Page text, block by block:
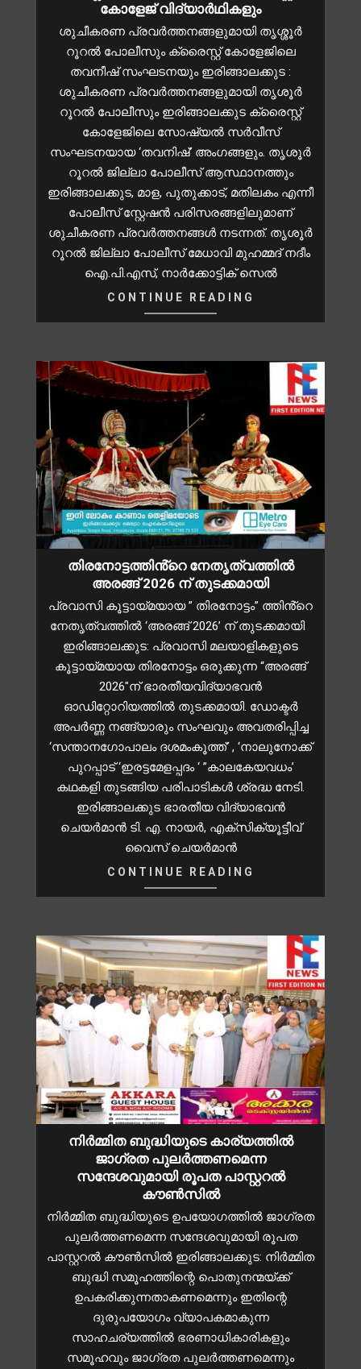
കോളേജ് വിദ്യാർഥികളും
ശുചീകരണ പ്രവർത്തനങ്ങളുമായി തൃശ്ശൂർ
റൂറൽ പോലീസും ക്രൈസ്റ്റ് കോളേജിലെ
തവനീഷ് സംഘടനയും ഇരിങ്ങാലക്കുട :
ശുചീകരണ പ്രവർത്തനങ്ങളുമായി തൃശൂർ
റൂറൽ പോലീസും ഇരിങ്ങാലക്കുട ക്രൈസ്റ്റ്
കോളേജിലെ സോഷ്യൽ സർവീസ്
സംഘടനയായ ‘തവനിഷ്’ അംഗങ്ങളും. തൃശൂർ
റൂറൽ ജില്ലാ പോലീസ് ആസ്ഥാനത്തും
ഇരിങ്ങാലക്കുട, മാള, പുതുക്കാട്, മതിലകം എന്നീ
പോലീസ് സ്റ്റേഷൻ പരിസരങ്ങളിലുമാണ്
ശുചീകരണ പ്രവർത്തനങ്ങൾ നടന്നത്. തൃശൂർ
റൂറൽ ജില്ലാ പോലീസ് മേധാവി മുഹമ്മദ് നദീം
ഐ.പി.എസ്, നാർക്കോട്ടിക് സെൽ
CONTINUE READING
തിരനോട്ടത്തിൻ്റെ നേതൃത്വത്തിൽ
അരങ്ങ് 2026 ന് തുടക്കമായി
പ്രവാസി കൂട്ടായ്മയായ ” തിരനോട്ടം” ത്തിൻ്റെ
നേതൃത്വത്തിൽ ‘അരങ്ങ് 2026’ ന് തുടക്കമായി
ഇരിങ്ങാലക്കുട: പ്രവാസി മലയാളികളുടെ
കൂട്ടായ്മയായ തിരനോട്ടം ഒരുക്കുന്ന “അരങ്ങ്
2026″ന് ഭാരതീയവിദ്യാഭവൻ
ഓഡിറ്റോറിയത്തിൽ തുടക്കമായി. ഡോക്ടർ
അപർണ്ണ നങ്ങ്യാരും സംഘവും അവതരിപ്പിച്ച
‘സന്താനഗോപാലം ദശമംകൂത്ത്’ , ‘നാലുനോക്ക്
പുറപ്പാട് ‘ഇരട്ടമേളപ്പദം ‘ ”കാലകേയവധം’
കഥകളി തുടങ്ങിയ പരിപാടികൾ ശ്രദ്ധ നേടി.
ഇരിങ്ങാലക്കുട ഭാരതീയ വിദ്യാഭവൻ
ചെയർമാൻ ടി. എ. നായർ, എക്സിക്യൂട്ടീവ്
വൈസ് ചെയർമാൻ
CONTINUE READING
നിർമ്മിത ബുദ്ധിയുടെ കാര്യത്തിൽ
ജാഗ്രത പുലർത്തണമെന്ന
സന്ദേശവുമായി രൂപത പാസ്റ്ററൽ
കൗൺസിൽ
നിര്‍മ്മിത ബുദ്ധിയുടെ ഉപയോഗത്തിൽ ജാഗ്രത
പുലർത്തണമെന്ന സന്ദേശവുമായി രൂപത
പാസ്റ്ററല്‍ കൗണ്‍സില്‍ ഇരിങ്ങാലക്കുട: നിര്‍മ്മിത
ബുദ്ധി സമൂഹത്തിന്റെ പൊതുനന്മയ്ക്ക്
ഉപകരിക്കുന്നതാകണമെന്നും ഇതിന്റെ
ദുരുപയോഗം വ്യാപകമാകുന്ന
സാഹചര്യത്തില്‍ ഭരണാധികാരികളും
സമൂഹവും ജാഗ്രത പുലര്‍ത്തണമെന്നും